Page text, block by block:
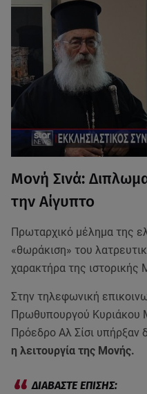
Μονή Σινά:
την Αίγυπτο
Πρωταρχικό μέλημα της
«θωράκιση» του
χαρακτήρα της ιστορικής
Στην τηλεφωνική
Πρωθυπουργού Κυριάκου
Πρόεδρο Αλ Σίσι υπήρξαν
η λειτουργία της Μονής.